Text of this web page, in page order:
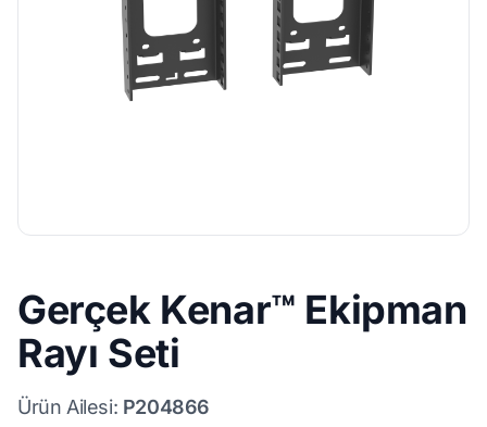
Gerçek Kenar™ Ekipman
Rayı Seti
Ürün Ailesi: P204866